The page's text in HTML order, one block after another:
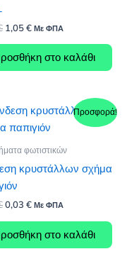
Original
was:
1,50 €.
1,05€Η
είναι:
Με ΦΠΑ
στο καλάθι
Προσφορά!
φωτιστικών
κρυστάλλων σχήμα
Original
was:
0,05 €.
0,03 €Η
είναι:
0,03 €.
Με ΦΠΑ
στο καλάθι